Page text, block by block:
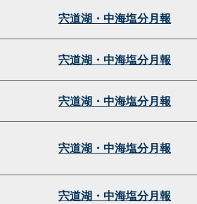
宍道湖・中海塩分月報
宍道湖・中海塩分月報
宍道湖・中海塩分月報
宍道湖・中海塩分月報
宍道湖・中海塩分月報